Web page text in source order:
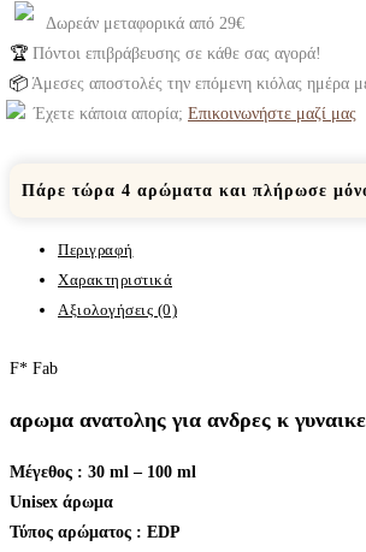
Δωρεάν μεταφορικά από 29€
🏆 Πόντοι επιβράβευσης σε κάθε σας αγορά!
📦 Άμεσες αποστολές την επόμενη κιόλας ημέρα
Έχετε κάποια απορία; Επικοινωνήστε μαζί μας
Πάρε τώρα 4 αρώματα και πλήρωσε
Περιγραφή
Χαρακτηριστικά
Αξιολογήσεις (0)
F* Fab
αρωμα ανατολης για ανδρες κ
Μέγεθος : 30 ml – 100 ml
Unisex άρωμα
Τύπος αρώματος : ΕDP